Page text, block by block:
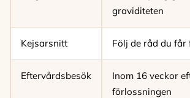
graviditeten
Kejsarsnitt Följ de råd du får
Eftervårdsbesök
Inom 16 veckor
förlossningen